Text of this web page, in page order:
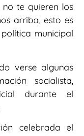
no te quieren los
arriba, esto es
municipal
verse algunas
socialista,
durante el
celebrada el